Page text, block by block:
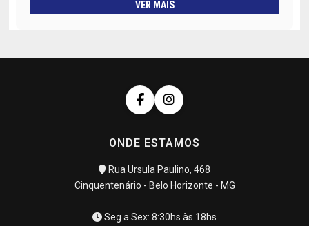
VER MAIS
ONDE ESTAMOS
Rua Ursula Paulino, 468
Cinquentenário - Belo Horizonte - MG
Seg a Sex: 8:30hs às 18hs